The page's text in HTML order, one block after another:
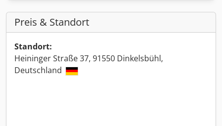
Preis & Standort
Standort:
Heininger Straße 37, 91550 Dinkelsbühl,
Deutschland